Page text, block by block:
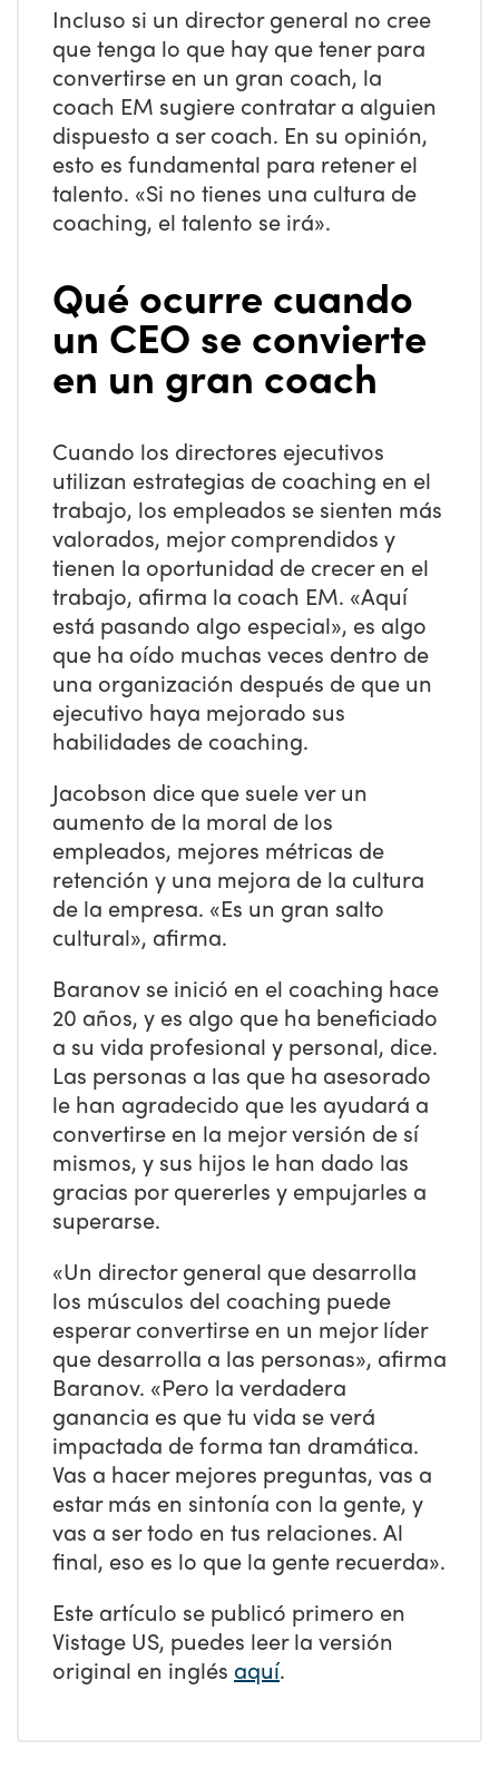
Incluso si un director general no cree
que tenga lo que hay que tener para
convertirse en un gran coach, la
coach EM sugiere contratar a alguien
dispuesto a ser coach. En su opinión,
esto es fundamental para retener el
talento. «Si no tienes una cultura de
coaching, el talento se irá».
Qué ocurre cuando
un CEO se convierte
en un gran coach
Cuando los directores ejecutivos
utilizan estrategias de coaching en el
trabajo, los empleados se sienten más
valorados, mejor comprendidos y
tienen la oportunidad de crecer en el
trabajo, afirma la coach EM. «Aquí
está pasando algo especial», es algo
que ha oído muchas veces dentro de
una organización después de que un
ejecutivo haya mejorado sus
habilidades de coaching.
Jacobson dice que suele ver un
aumento de la moral de los
empleados, mejores métricas de
retención y una mejora de la cultura
de la empresa. «Es un gran salto
cultural», afirma.
Baranov se inició en el coaching hace
20 años, y es algo que ha beneficiado
a su vida profesional y personal, dice.
Las personas a las que ha asesorado
le han agradecido que les ayudará a
convertirse en la mejor versión de sí
mismos, y sus hijos le han dado las
gracias por quererles y empujarles a
superarse.
«Un director general que desarrolla
los músculos del coaching puede
esperar convertirse en un mejor líder
que desarrolla a las personas», afirma
Baranov. «Pero la verdadera
ganancia es que tu vida se verá
impactada de forma tan dramática.
Vas a hacer mejores preguntas, vas a
estar más en sintonía con la gente, y
vas a ser todo en tus relaciones. Al
final, eso es lo que la gente recuerda».
Este artículo se publicó primero en
Vistage US, puedes leer la versión
original en inglés aquí.